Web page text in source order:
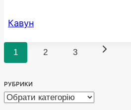
Кавун
Навігація
сторінками
1 2 3
Наступна
РУБРИКИ
Рубрики